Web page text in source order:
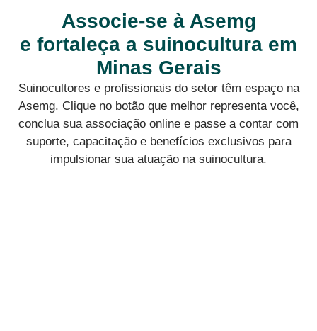
Associe-se à Asemg
e fortaleça a suinocultura em
Minas Gerais
Suinocultores e profissionais do setor têm espaço na
Asemg. Clique no botão que melhor representa você,
conclua sua associação online e passe a contar com
suporte, capacitação e benefícios exclusivos para
impulsionar sua atuação na suinocultura.